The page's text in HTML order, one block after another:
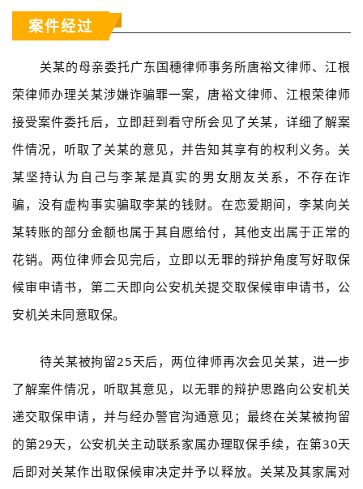
案件经过
关某的母亲委托广东国穗律师事务所唐裕文律师、江根
荣律师办理关某涉嫌诈骗罪一案，唐裕文律师、江根荣律师
接受案件委托后，立即赶到看守所会见了关某，详细了解案
件情况，听取了关某的意见，并告知其享有的权利义务。关
某坚持认为自己与李某是真实的男女朋友关系，不存在诈
骗，没有虚构事实骗取李某的钱财。在恋爱期间，李某向关
某转账的部分金额也属于其自愿给付，其他支出属于正常的
花销。两位律师会见完后，立即以无罪的辩护角度写好取保
候审申请书，第二天即向公安机关提交取保候审申请书，公
安机关未同意取保。
待关某被拘留25天后，两位律师再次会见关某，进一步
了解案件情况，听取其意见，以无罪的辩护思路向公安机关
递交取保申请，并与经办警官沟通意见；最终在关某被拘留
的第29天，公安机关主动联系家属办理取保手续，在第30天
后即对关某作出取保候审决定并予以释放。关某及其家属对